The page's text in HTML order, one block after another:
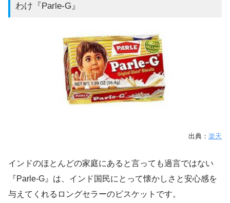
わけ『Parle-G』
出典： 楽天
インドのほとんどの家庭にあると言っても過言ではない
『Parle-G』は、インド国民にとって懐かしさと安心感を
与えてくれるロングセラーのビスケットです。